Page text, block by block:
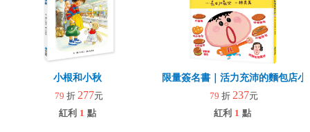
小根和小秋
79 折 277元
紅利 1 點
限量簽名書｜活力充沛的麵包店
79 折 237元
紅利 1 點